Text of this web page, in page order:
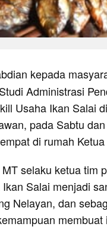
kepada
Administrasi
Usaha Ikan Salai
pada Sabtu
di rumah
selaku ketua tim
Salai menjadi
Nelayan, dan